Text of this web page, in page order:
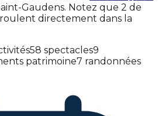
Gaudens. Notez que 2 de
directement dans la
58 spectacles9
patrimoine7 randonnées